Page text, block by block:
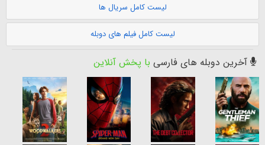
لیست کامل سریال ها
لیست کامل فیلم های دوبله
آخرین دوبله های فارسی با پخش آنلاین